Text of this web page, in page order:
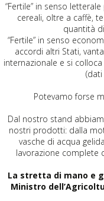
“Fertile” in senso
cereali, oltre a caffè,
quantità
“Fertile” in senso
accordi altri Stati,
internazionale e si
(dati
Potevamo forse
Dal nostro stand
nostri prodotti: dalla
vasche di acqua
lavorazione complete
La stretta di mano e
Ministro